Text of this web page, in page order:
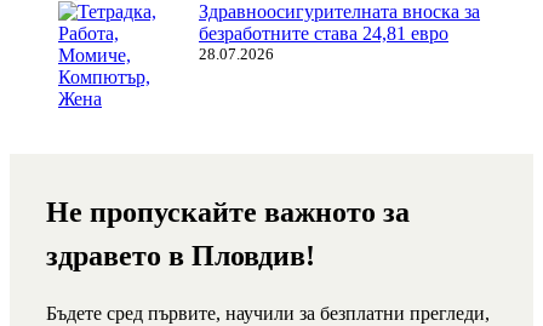
Здравноосигурителната вноска за
безработните става 24,81 евро
28.07.2026
Не пропускайте важното за
здравето в Пловдив!
Бъдете сред първите, научили за безплатни прегледи,